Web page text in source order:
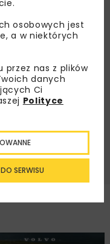
i
otrzymywanie na
ZAPISZ MNIE
osobowych jest
a w niektórych
nas z plików
danych
Ci
Polityce
SERWISU